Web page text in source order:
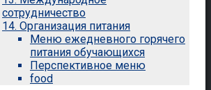
сотрудничество
14. Организация питания
Меню ежедневного горячего
питания обучающихся
Перспективное меню
food